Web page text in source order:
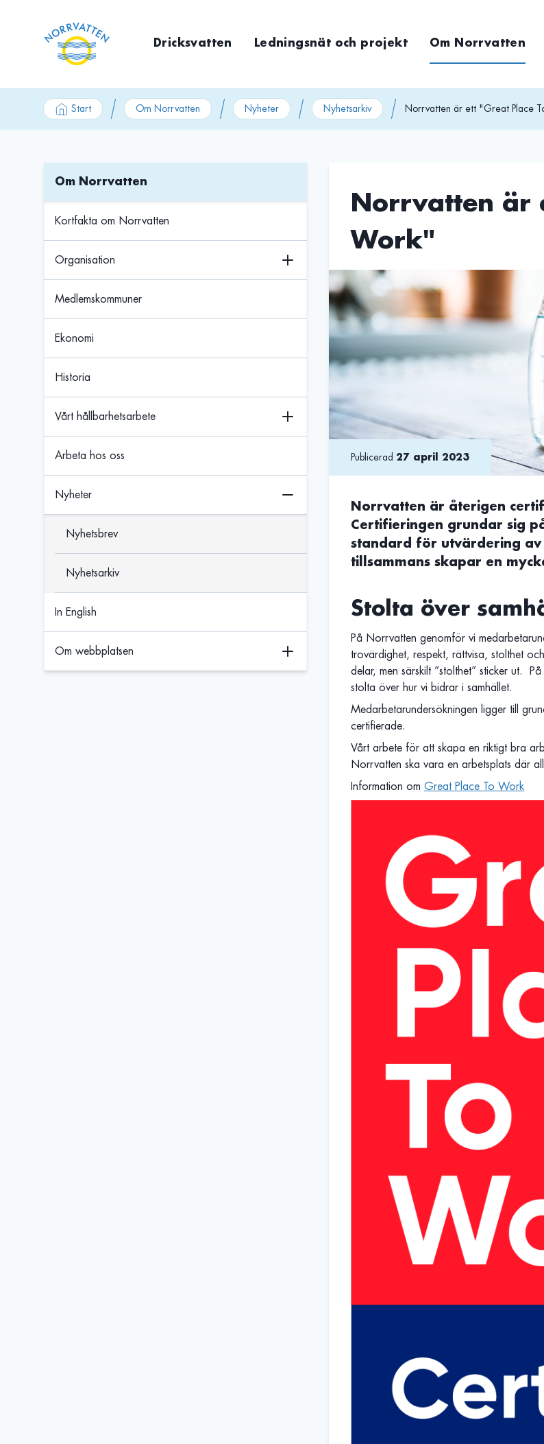
Dricksvatten Ledningsnät och projekt Om Norrvatten
Start Om Norrvatten Nyheter Nyhetsarkiv Norrvatten är ett "Great Place
Om Norrvatten
Kortfakta om Norrvatten
Organisation
Medlemskommuner
Ekonomi
Historia
Vårt hållbarhetsarbete
Arbeta hos oss
Nyheter
Nyhetsbrev
Nyhetsarkiv
In English
Om webbplatsen
Norrvatten är
Work"
Publicerad 27 april 2023
Norrvatten är återigen
Certifieringen grundar sig
standard för utvärdering
tillsammans skapar en
Stolta över
På Norrvatten genomför vi
trovärdighet, respekt, rättvisa, stolthet
delar, men särskilt ”stolthet” sticker ut.
stolta över hur vi bidrar i samhället.
Medarbetarundersökningen ligger till
certifierade.
Vårt arbete för att skapa en riktigt bra
Norrvatten ska vara en arbetsplats där
Information om Great Place To Work